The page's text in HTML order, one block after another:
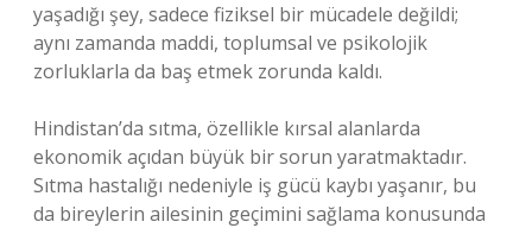
yaşadığı şey, sadece fiziksel bir mücadele değildi;
aynı zamanda maddi, toplumsal ve psikolojik
zorluklarla da baş etmek zorunda kaldı.
Hindistan’da sıtma, özellikle kırsal alanlarda
ekonomik açıdan büyük bir sorun yaratmaktadır.
Sıtma hastalığı nedeniyle iş gücü kaybı yaşanır, bu
da bireylerin ailesinin geçimini sağlama konusunda